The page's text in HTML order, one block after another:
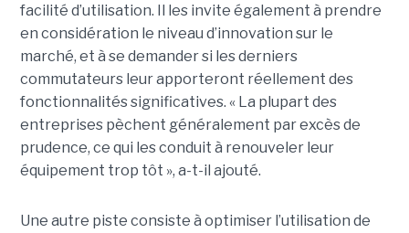
facilité d’utilisation. Il les invite également à prendre
en considération le niveau d’innovation sur le
marché, et à se demander si les derniers
commutateurs leur apporteront réellement des
fonctionnalités significatives. « La plupart des
entreprises pèchent généralement par excès de
prudence, ce qui les conduit à renouveler leur
équipement trop tôt », a-t-il ajouté.
Une autre piste consiste à optimiser l’utilisation de